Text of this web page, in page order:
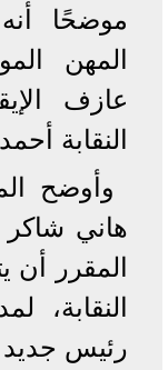
موضحًا
المهن
عازف
النقابة
وأوضح
هاني شاكر
المقرر
رئيس جديد